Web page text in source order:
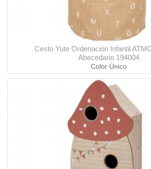
Cesto Yute Ordenación Infantil
Abecedario 194004
Color Único